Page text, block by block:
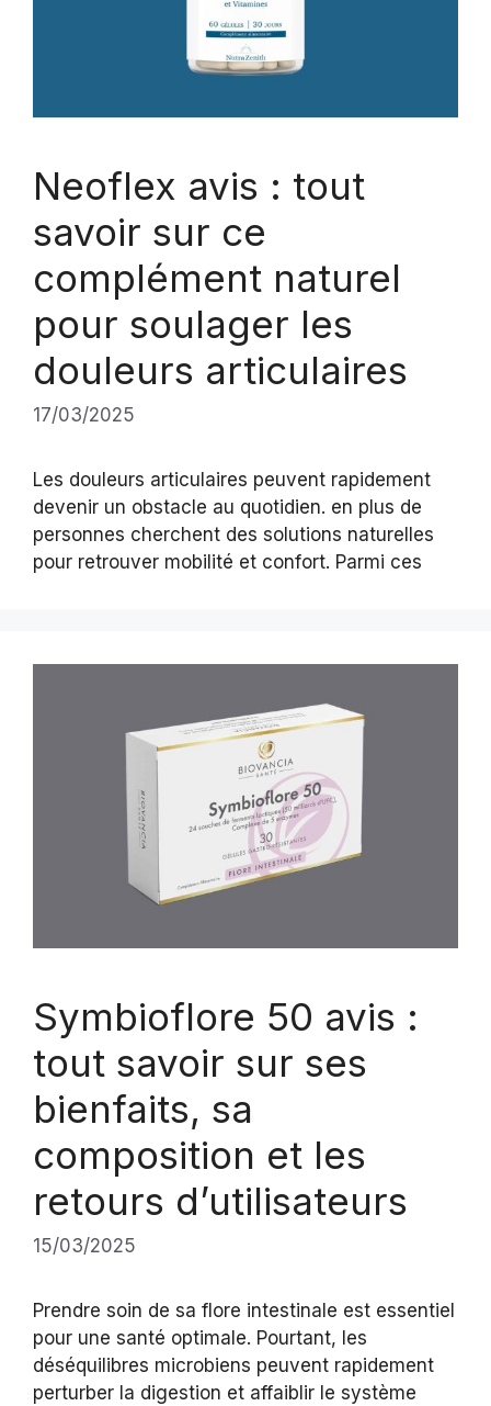
Neoflex avis : tout
savoir sur ce
complément naturel
pour soulager les
douleurs articulaires
17/03/2025
Les douleurs articulaires peuvent rapidement
devenir un obstacle au quotidien. en plus de
personnes cherchent des solutions naturelles
pour retrouver mobilité et confort. Parmi ces
Symbioflore 50 avis :
tout savoir sur ses
bienfaits, sa
composition et les
retours d’utilisateurs
15/03/2025
Prendre soin de sa flore intestinale est essentiel
pour une santé optimale. Pourtant, les
déséquilibres microbiens peuvent rapidement
perturber la digestion et affaiblir le système